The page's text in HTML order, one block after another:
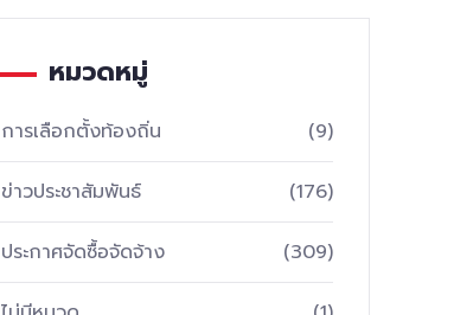
หมวดหมู่
การเลือกตั้งท้องถิ่น (9)
ข่าวประชาสัมพันธ์ (176)
ประกาศจัดซื้อจัดจ้าง (309)